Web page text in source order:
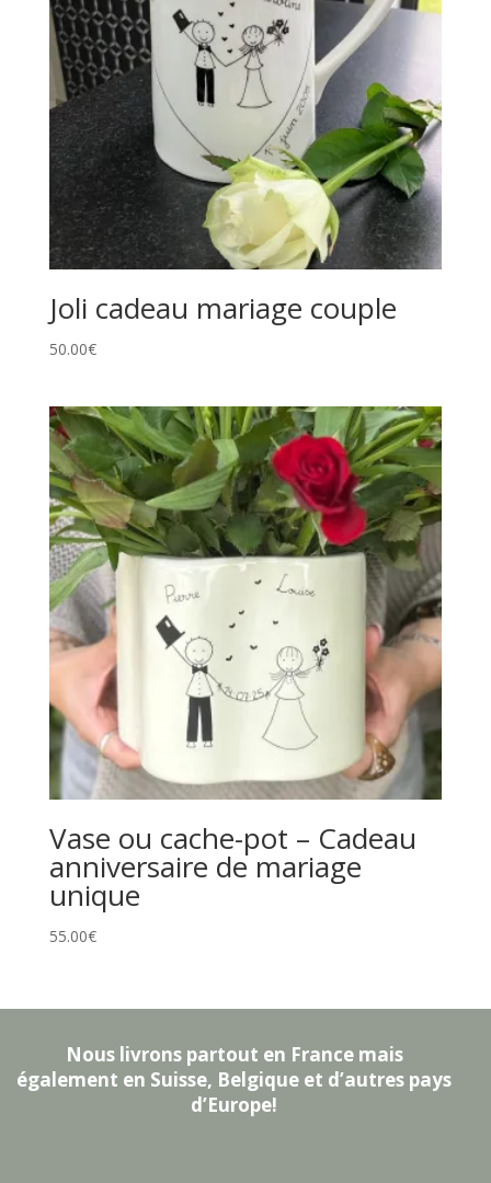
Joli cadeau mariage couple
50.00€
Vase ou cache-pot – Cadeau
anniversaire de mariage
unique
55.00€
Nous livrons partout en France mais
également en Suisse, Belgique et d’autres pays
d’Europe!